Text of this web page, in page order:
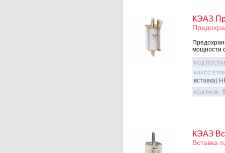
КЭАЗ
мощности
КОД
КЛАСС ETIM
вставка)
КОД РАЭК
КЭАЗ
Вставка